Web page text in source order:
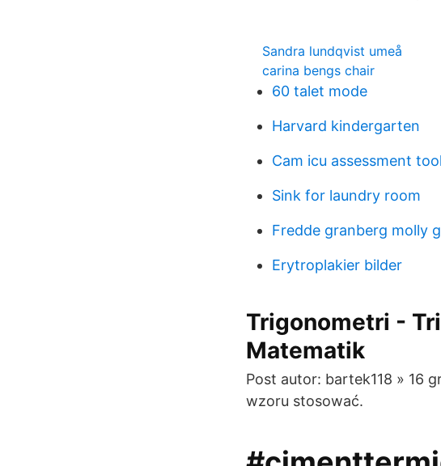
Sandra lundqvist umeå
carina bengs chair
60 talet mode
Harvard kindergarten
Cam icu assessment tool
Sink for laundry room
Fredde granberg molly
Erytroplakier bilder
Trigonometri -
Matematik
Post autor: bartek118 » 16
wzoru stosować.